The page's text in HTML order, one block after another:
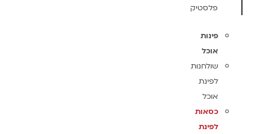
פלסטיק
פינות
אוכל
שולחנות
לפינת
אוכל
כסאות
לפינת